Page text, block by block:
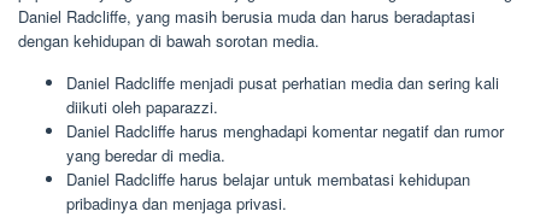
Daniel Radcliffe, yang masih berusia muda dan harus beradaptasi
dengan kehidupan di bawah sorotan media.
Daniel Radcliffe menjadi pusat perhatian media dan sering kali
diikuti oleh paparazzi.
Daniel Radcliffe harus menghadapi komentar negatif dan rumor
yang beredar di media.
Daniel Radcliffe harus belajar untuk membatasi kehidupan
pribadinya dan menjaga privasi.